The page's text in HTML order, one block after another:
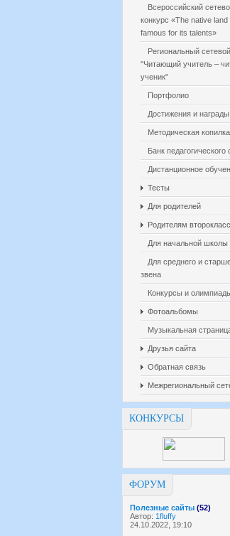
Всероссийский
конкурс «The native land
famous for its talents»
Региональный
"Читающий учитель –
ученик"
Портфолио
Достижения и награды
Методическая копилка
Банк педагогического
Дистанционное
Тесты
Для родителей
Родителям
Для начальной школы
Для среднего и
звена
Конкурсы и
Фотоальбомы
Музыкальная
Друзья сайта
Обратная связь
Межрегиональный
КОНКУРСЫ
ФОРУМ
Полезные сайты (52)
Автор: 1fluffy
24.10.2022, 19:10